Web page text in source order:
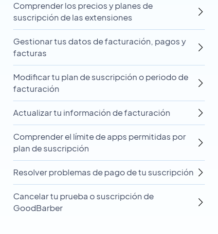
Comprender los precios y planes de
suscripción de las extensiones
Gestionar tus datos de facturación, pagos y
facturas
Modificar tu plan de suscripción o periodo de
facturación
Actualizar tu información de facturación
Comprender el límite de apps permitidas por
plan de suscripción
Resolver problemas de pago de tu suscripción
Cancelar tu prueba o suscripción de
GoodBarber